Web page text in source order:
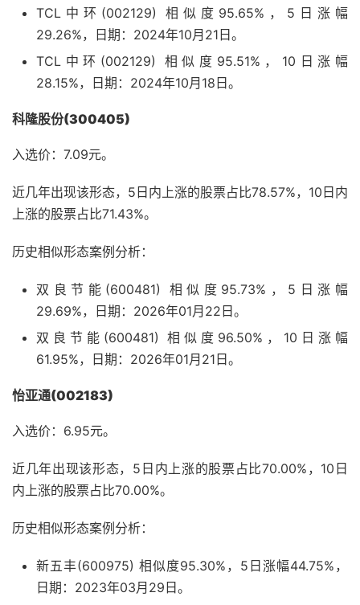
TCL中环(002129) 相似度95.65%，5日涨幅
29.26%，日期：2024年10月21日。
TCL中环(002129) 相似度95.51%，10日涨幅
28.15%，日期：2024年10月18日。
科隆股份(300405)
入选价：7.09元。
近几年出现该形态，5日内上涨的股票占比78.57%，10日内
上涨的股票占比71.43%。
历史相似形态案例分析：
双良节能(600481) 相似度95.73%，5日涨幅
29.69%，日期：2026年01月22日。
双良节能(600481) 相似度96.50%，10日涨幅
61.95%，日期：2026年01月21日。
怡亚通(002183)
入选价：6.95元。
近几年出现该形态，5日内上涨的股票占比70.00%，10日
内上涨的股票占比70.00%。
历史相似形态案例分析：
新五丰(600975) 相似度95.30%，5日涨幅44.75%，
日期：2023年03月29日。